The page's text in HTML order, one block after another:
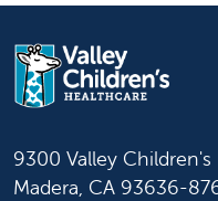
9300 Valley Children's
Madera, CA 93636-